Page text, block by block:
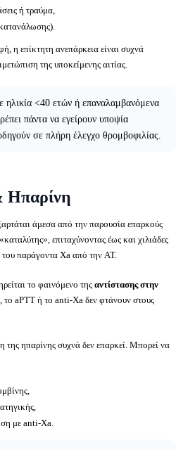
ή τραύμα,
η επίκτητη ανεπάρκεια είναι συχνά
της υποκείμενης αιτίας.
<40 ετών ή επαναλαμβανόμενα
πάντα να εγείρουν υποψία
σε πλήρη έλεγχο θρομβοφιλίας.
Ηπαρίνη
άμεσα από την παρουσία επαρκούς
επιταχύνοντας έως και χιλιάδες
του παράγοντα Xa από την AT.
το φαινόμενο της αντίστασης στην
το aPTT ή το anti-Xa δεν φτάνουν στους
της ηπαρίνης συχνά δεν επαρκεί. Μπορεί να
με anti-Xa.